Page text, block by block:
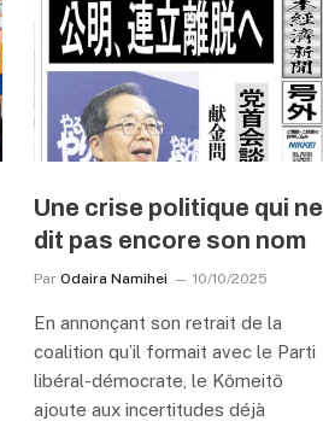
Une crise politique qui ne
dit pas encore son nom
Par Odaira Namihei 10/10/2025
En annonçant son retrait de la
coalition qu’il formait avec le Parti
libéral-démocrate, le Kômeitô
ajoute aux incertitudes déjà